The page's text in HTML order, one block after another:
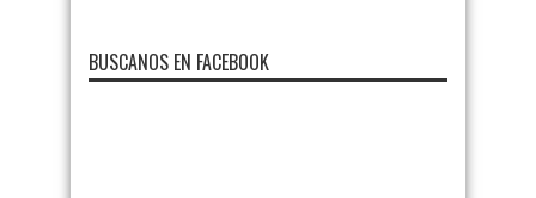
BUSCANOS EN FACEBOOK